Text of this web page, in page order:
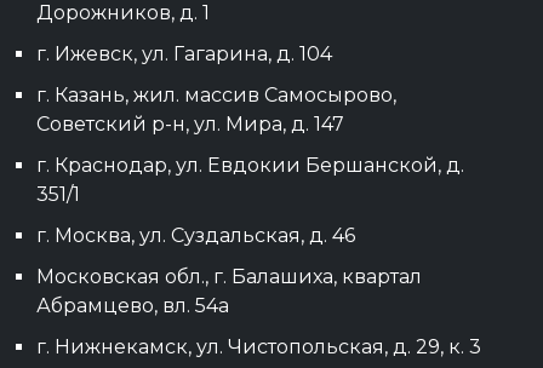
Дорожников, д. 1
г. Ижевск, ул. Гагарина, д. 104
г. Казань, жил. массив Самосырово,
Советский р-н, ул. Мира, д. 147
г. Краснодар, ул. Евдокии Бершанской, д.
351/1
г. Москва, ул. Суздальская, д. 46
Московская обл., г. Балашиха, квартал
Абрамцево, вл. 54а
г. Нижнекамск, ул. Чистопольская, д. 29, к. 3